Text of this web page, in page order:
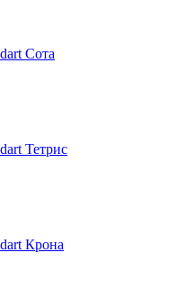
Сота
Тетрис
Крона